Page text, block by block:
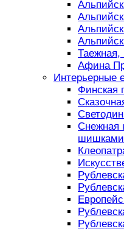
Таежная,
Афина
Интерьерные
Финская
Снежная
шишками